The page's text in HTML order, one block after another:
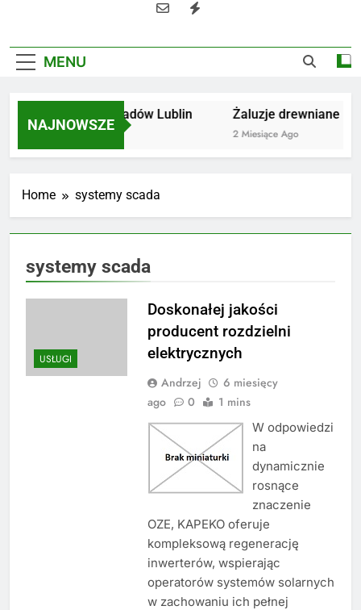
MENU
NAJNOWSZE
Utylizacja odpadów Lublin
2 Miesiące Ago
Żaluzje drewniane
2 Miesiące Ago
Home systemy scada
systemy scada
USŁUGI
Doskonałej jakości
producent rozdzielni
elektrycznych
Andrzej
6 miesięcy
ago
0 1 mins
W odpowiedzi
na
dynamicznie
rosnące
znaczenie
OZE, KAPEKO oferuje
kompleksową regenerację
inwerterów, wspierając
operatorów systemów solarnych
w zachowaniu ich pełnej